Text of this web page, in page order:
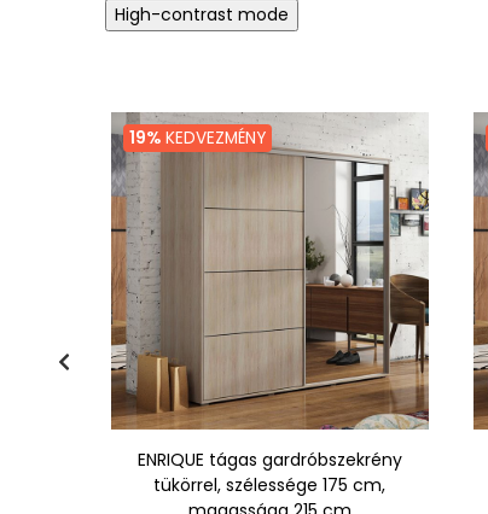
High-contrast mode
19% KEDVEZMÉNY
ENRIQUE tágas gardróbszekrény
tükörrel, szélessége 175 cm,